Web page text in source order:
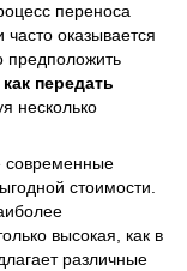
переноса
оказывается
как передать
несколько
современные
стоимости.
высокая, как в
различные